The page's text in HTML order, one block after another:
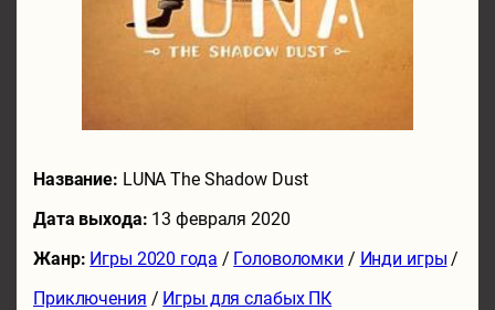
Название: LUNA The Shadow Dust
Дата выхода: 13 февраля 2020
Жанр: Игры 2020 года / Головоломки / Инди игры /
Приключения / Игры для слабых ПК